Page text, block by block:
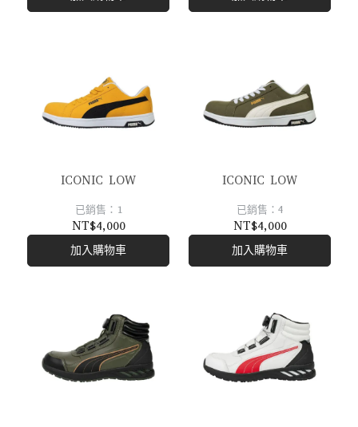
ICONIC LOW
已銷售：1
NT$4,000
加入購物車
ICONIC LOW
已銷售：4
NT$4,000
加入購物車